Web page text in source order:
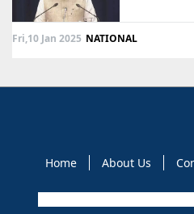
Fri,10 Jan 2025 NATIONAL
Home About Us